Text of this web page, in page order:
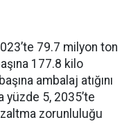
79.7 milyon ton
177.8 kilo
ambalaj atığını
yüzde 5, 2035’te
zorunluluğu